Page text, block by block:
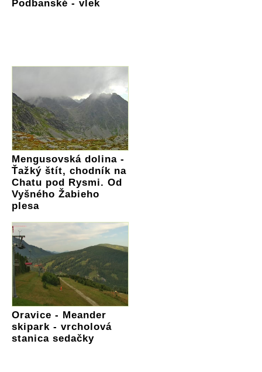
Podbanské - vlek
Mengusovská dolina -
Ťažký štít, chodník na
Chatu pod Rysmi. Od
Vyšného Žabieho
plesa
Oravice - Meander
skipark - vrcholová
stanica sedačky